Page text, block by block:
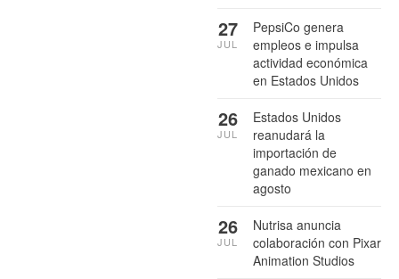
PepsiCo genera
empleos e impulsa
actividad económica
en Estados Unidos
27
JUL
Estados Unidos
reanudará la
importación de
ganado mexicano en
agosto
26
JUL
Nutrisa anuncia
colaboración con Pixar
Animation Studios
26
JUL